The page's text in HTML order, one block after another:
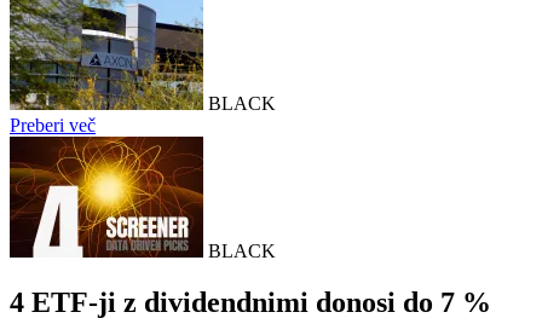
BLACK
Preberi več
BLACK
4 ETF-ji z dividendnimi donosi do 7 %